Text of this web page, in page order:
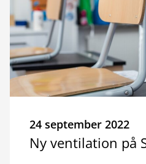
24 september 2022
Ny ventilation på